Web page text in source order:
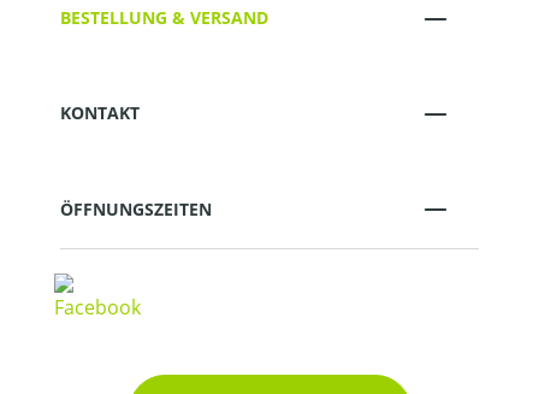
BESTELLUNG & VERSAND
KONTAKT
ÖFFNUNGSZEITEN